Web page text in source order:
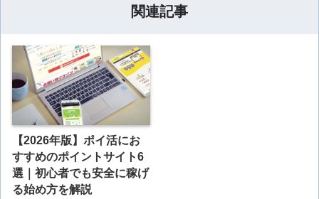
関連記事
【2026年版】ポイ活にお
すすめのポイントサイト6
選｜初心者でも安全に稼げ
る始め方を解説